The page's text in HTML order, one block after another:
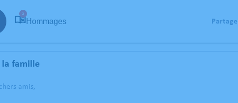
2
Hommages
la famille
amis,